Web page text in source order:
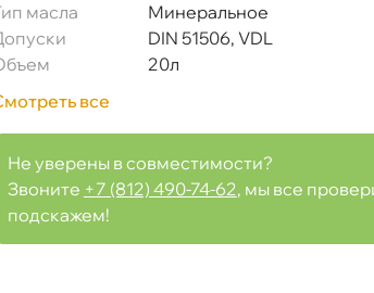
масла
Минеральное
DIN 51506, VDL
20л
все
Не уверены в совместимости?
Звоните +7 (812) 490-74-62, мы все
подскажем!